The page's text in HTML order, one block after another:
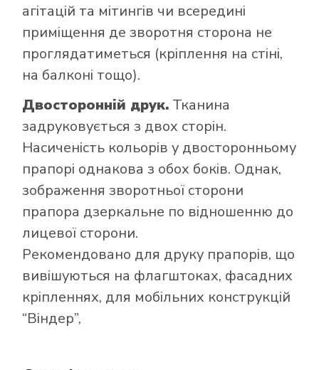
агітацій та мітингів чи всередині
приміщення де зворотня сторона не
проглядатиметься (кріплення на стіні,
на балконі тощо).
Двосторонній друк. Тканина
задруковується з двох сторін.
Насиченість кольорів у двосторонньому
прапорі однакова з обох боків. Однак,
зображення зворотньої сторони
прапора дзеркальне по відношенню до
лицевої сторони.
Рекомендовано для друку прапорів, що
вивішуються на флагштоках, фасадних
кріпленнях, для мобільних конструкцій
“Віндер”,